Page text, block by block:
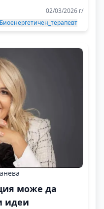
02/03/2026 г/
може да
идеи